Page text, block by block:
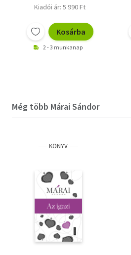
Kiadói ár: 5 990 Ft
Kosárba
2 - 3 munkanap
Még több Márai Sándor
KÖNYV